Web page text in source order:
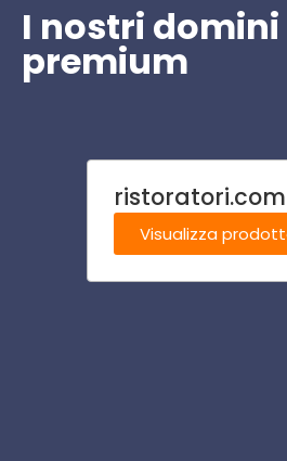
I nostri domini
premium
ristoratori.com
Visualizza